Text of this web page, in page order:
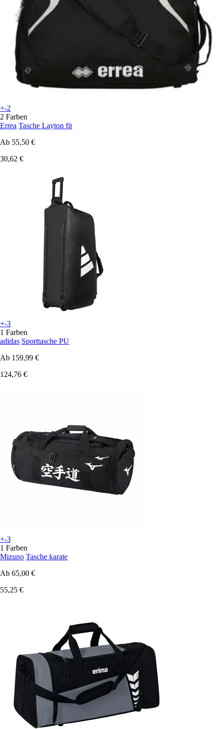
+-2
2 Farben
Errea Tasche Layton fit
Ab 55,50 €
30,62 €
+-3
1 Farben
adidas Sporttasche PU
Ab 159,99 €
124,76 €
+-3
1 Farben
Mizuno Tasche karate
Ab 65,00 €
55,25 €